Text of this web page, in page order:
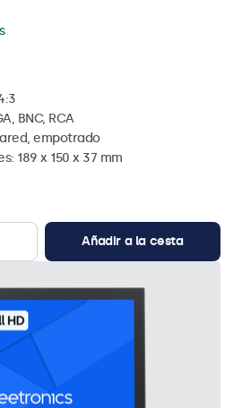
BNC, RCA
empotrado
189 x 150 x 37 mm
Añadir a la cesta